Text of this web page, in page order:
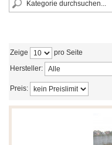
Zeige
pro Seite
Hersteller:
Preis: